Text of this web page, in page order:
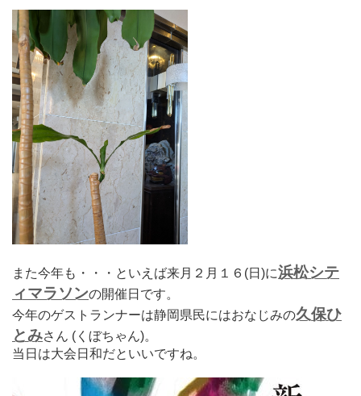
また今年も・・・といえば来月２月１６(日)に浜松シテ
ィマラソンの開催日です。
今年のゲストランナーは静岡県民にはおなじみの久保ひ
とみさん (くぼちゃん)。
当日は大会日和だといいですね。